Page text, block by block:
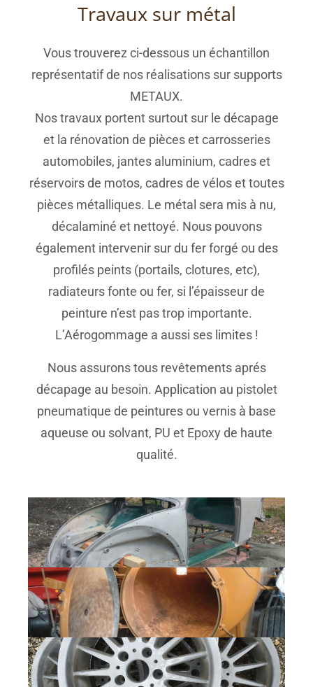
Travaux sur métal
Vous trouverez ci-dessous un échantillon
représentatif de nos réalisations sur supports
METAUX.
Nos travaux portent surtout sur le décapage
et la rénovation de pièces et carrosseries
automobiles, jantes aluminium, cadres et
réservoirs de motos, cadres de vélos et toutes
pièces métalliques. Le métal sera mis à nu,
décalaminé et nettoyé. Nous pouvons
également intervenir sur du fer forgé ou des
profilés peints (portails, clotures, etc),
radiateurs fonte ou fer, si l’épaisseur de
peinture n’est pas trop importante.
L’Aérogommage a aussi ses limites !
Nous assurons tous revêtements aprés
décapage au besoin. Application au pistolet
pneumatique de peintures ou vernis à base
aqueuse ou solvant, PU et Epoxy de haute
qualité.